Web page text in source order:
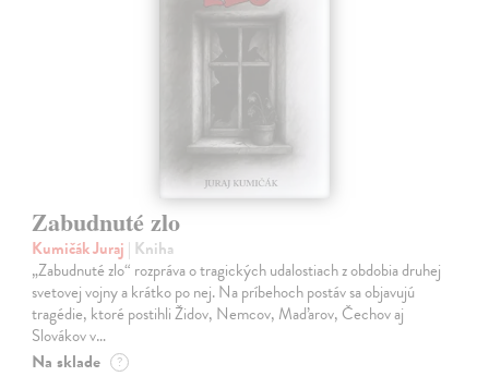
Zabudnuté zlo
Kumičák Juraj | Kniha
„Zabudnuté zlo“ rozpráva o tragických udalostiach z obdobia druhej
svetovej vojny a krátko po nej. Na príbehoch postáv sa objavujú
tragédie, ktoré postihli Židov, Nemcov, Maďarov, Čechov aj
Slovákov v…
Na sklade ?